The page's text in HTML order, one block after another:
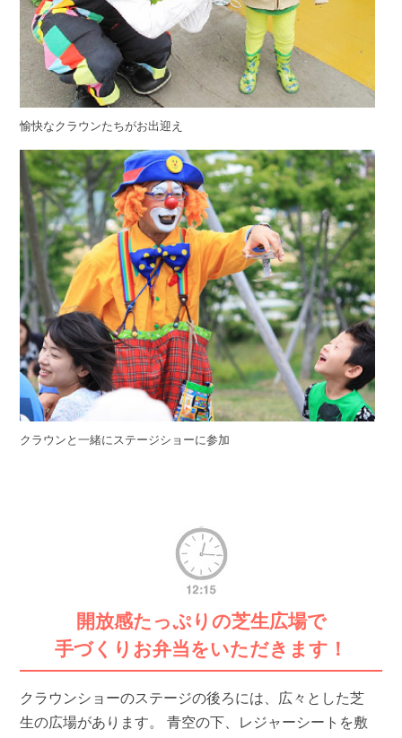
愉快なクラウンたちがお出迎え
クラウンと一緒にステージショーに参加
開放感たっぷりの芝生広場で
手づくりお弁当をいただきます！
クラウンショーのステージの後ろには、広々とした芝
生の広場があります。 青空の下、レジャーシートを敷